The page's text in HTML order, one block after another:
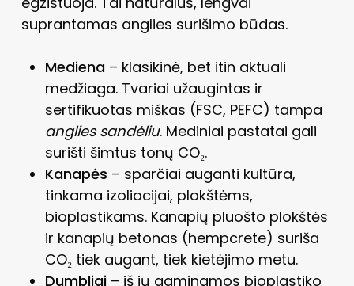
suprantamas anglies surišimo būdas.
Mediena– klasikinė, bet itin aktuali
medžiaga. Tvariai užaugintas ir
sertifikuotas miškas (FSC, PEFC) tampa
anglies sandėliu. Mediniai pastatai gali
surišti šimtus tonų CO₂.
Kanapės – sparčiai auganti kultūra,
tinkama izoliacijai, plokštėms,
bioplastikams. Kanapių pluošto plokštės
ir kanapių betonas (hempcrete) suriša
CO₂ tiek augant, tiek kietėjimo metu.
Dumbliai– iš jų gaminamos bioplastiko